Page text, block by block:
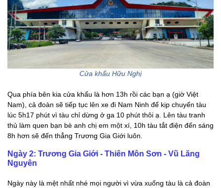
Cửa khẩu Hữu Nghị
Qua phía bên kia cửa khẩu là hơn 13h rồi các bạn ạ (giờ Việt
Nam), cả đoàn sẽ tiếp tục lên xe đi Nam Ninh để kịp chuyến tàu
lúc 5h17 phút vì tàu chỉ dừng ở ga 10 phút thôi ạ. Lên tàu tranh
thủ làm quen bạn bè anh chị em một xí, 10h tàu tắt điện đến sáng
8h hơn sẽ đến thẳng Trương Gia Giới luôn.
Ngày 2: Trương Gia Giới - Thiên Môn Sơn - Vũ Lăng
Nguyên
Ngày này là mệt nhất nhé mọi người vì vừa xuống tàu là cả đoàn